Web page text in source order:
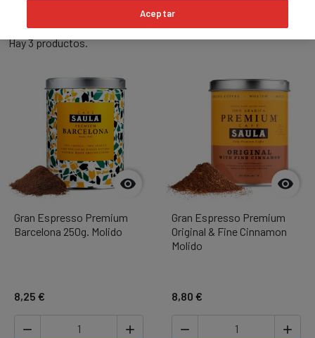
Hay 3 productos.
Relevancia expand_more

Gran Espresso Premium
Barcelona 250g. Molido
8,25 €
 

Gran Espresso Premium
Original & Fine Cinnamon
Molido
8,80 €
 
Aceptar